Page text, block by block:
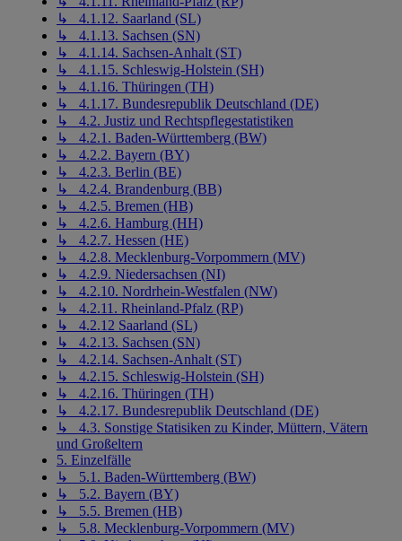
↳ 4.1.12. Saarland (SL)
↳ 4.1.13. Sachsen (SN)
↳ 4.1.14. Sachsen-Anhalt (ST)
↳ 4.1.15. Schleswig-Holstein (SH)
↳ 4.1.16. Thüringen (TH)
↳ 4.1.17. Bundesrepublik Deutschland (DE)
↳ 4.2. Justiz und Rechtspflegestatistiken
↳ 4.2.1. Baden-Württemberg (BW)
↳ 4.2.2. Bayern (BY)
↳ 4.2.3. Berlin (BE)
↳ 4.2.4. Brandenburg (BB)
↳ 4.2.5. Bremen (HB)
↳ 4.2.6. Hamburg (HH)
↳ 4.2.7. Hessen (HE)
↳ 4.2.8. Mecklenburg-Vorpommern (MV)
↳ 4.2.9. Niedersachsen (NI)
↳ 4.2.10. Nordrhein-Westfalen (NW)
↳ 4.2.11. Rheinland-Pfalz (RP)
↳ 4.2.12 Saarland (SL)
↳ 4.2.13. Sachsen (SN)
↳ 4.2.14. Sachsen-Anhalt (ST)
↳ 4.2.15. Schleswig-Holstein (SH)
↳ 4.2.16. Thüringen (TH)
↳ 4.2.17. Bundesrepublik Deutschland (DE)
↳ 4.3. Sonstige Statisiken zu Kinder, Müttern, Vätern
und Großeltern
5. Einzelfälle
↳ 5.1. Baden-Württemberg (BW)
↳ 5.2. Bayern (BY)
↳ 5.5. Bremen (HB)
↳ 5.8. Mecklenburg-Vorpommern (MV)